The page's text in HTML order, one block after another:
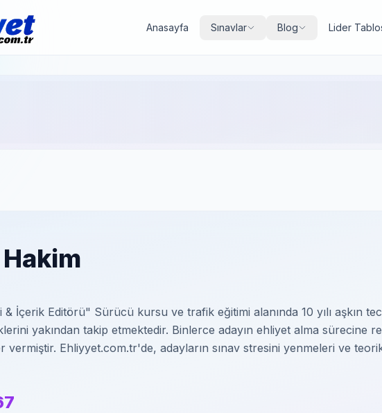
Anasayfa Sınavlar Blog Lider
İçerik Editörü" Sürücü kursu ve trafik eğitimi alanında 10 yılı aşkın
yakından takip etmektedir. Binlerce adayın ehliyet alma
vermiştir. Ehliyyet.com.tr'de, adayların sınav stresini yenmeleri ve